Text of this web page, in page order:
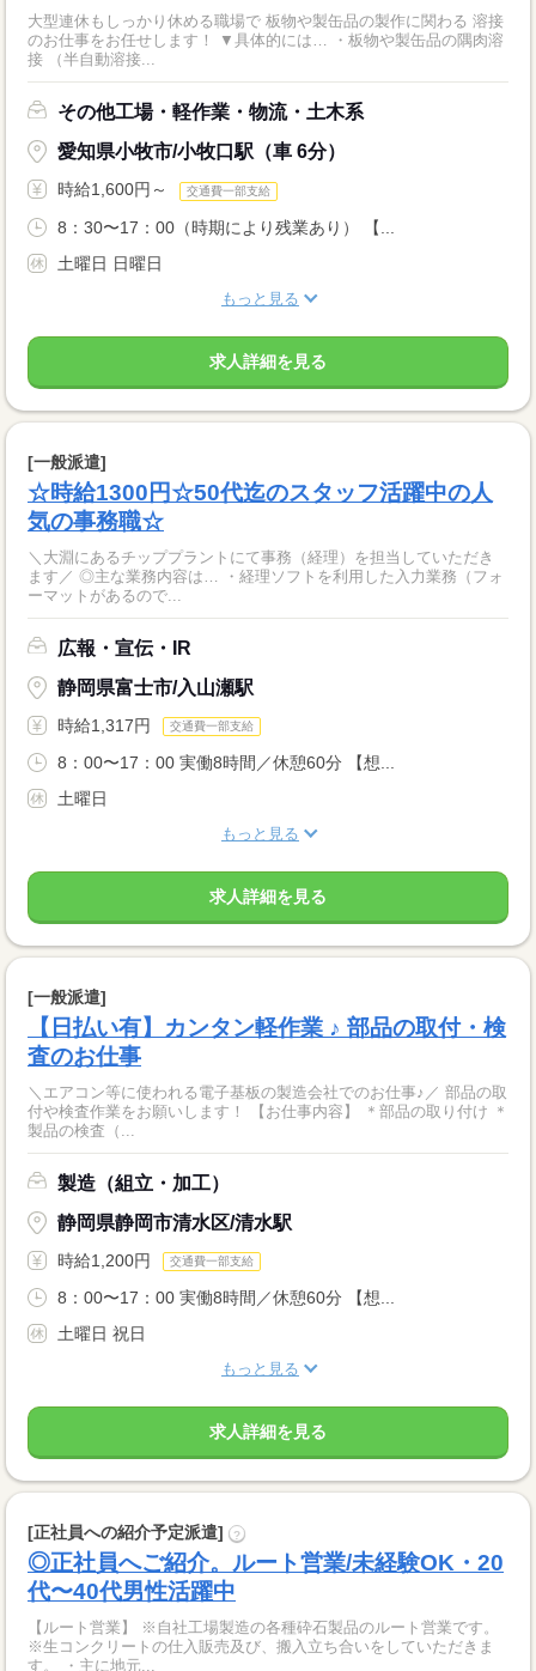
大型連休もしっかり休める職場で 板物や製缶品の製作に関わる 溶接
のお仕事をお任せします！ ▼具体的には… ・板物や製缶品の隅肉溶
接 （半自動溶接...
その他工場・軽作業・物流・土木系
愛知県小牧市/小牧口駅（車 6分）
時給1,600円～ 交通費一部支給
8：30〜17：00（時期により残業あり） 【...
土曜日 日曜日
もっと見る
求人詳細を見る
[一般派遣]
☆時給1300円☆50代迄のスタッフ活躍中の人
気の事務職☆
＼大淵にあるチッププラントにて事務（経理）を担当していただき
ます／ ◎主な業務内容は… ・経理ソフトを利用した入力業務（フォ
ーマットがあるので...
広報・宣伝・IR
静岡県富士市/入山瀬駅
時給1,317円 交通費一部支給
8：00〜17：00 実働8時間／休憩60分 【想...
土曜日
もっと見る
求人詳細を見る
[一般派遣]
【日払い有】カンタン軽作業 ♪ 部品の取付・検
査のお仕事
＼エアコン等に使われる電子基板の製造会社でのお仕事♪／ 部品の取
付や検査作業をお願いします！ 【お仕事内容】 ＊部品の取り付け ＊
製品の検査（...
製造（組立・加工）
静岡県静岡市清水区/清水駅
時給1,200円 交通費一部支給
8：00〜17：00 実働8時間／休憩60分 【想...
土曜日 祝日
もっと見る
求人詳細を見る
[正社員への紹介予定派遣] ?
◎正社員へご紹介。ルート営業/未経験OK・20
代〜40代男性活躍中
【ルート営業】 ※自社工場製造の各種砕石製品のルート営業です。
※生コンクリートの仕入販売及び、搬入立ち合いをしていただきま
す。 ・主に地元...